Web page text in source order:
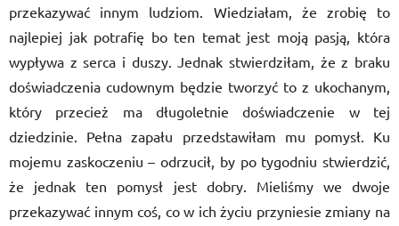
przekazywać innym ludziom. Wiedziałam, że zrobię to
najlepiej jak potrafię bo ten temat jest moją pasją, która
wypływa z serca i duszy. Jednak stwierdziłam, że z braku
doświadczenia cudownym będzie tworzyć to z ukochanym,
który przecież ma długoletnie doświadczenie w tej
dziedzinie. Pełna zapału przedstawiłam mu pomysł. Ku
mojemu zaskoczeniu – odrzucił, by po tygodniu stwierdzić,
że jednak ten pomysł jest dobry. Mieliśmy we dwoje
przekazywać innym coś, co w ich życiu przyniesie zmiany na